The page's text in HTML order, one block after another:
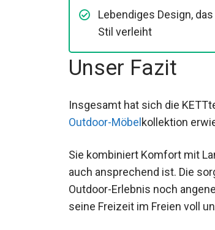
Lebendiges Design,
Stil verleiht
Unser Fazit
Insgesamt hat sich die
Outdoor-Möbelkollektion
Sie kombiniert Komfort mit
auch ansprechend ist. Die
Outdoor-Erlebnis noch
seine Freizeit im Freien voll